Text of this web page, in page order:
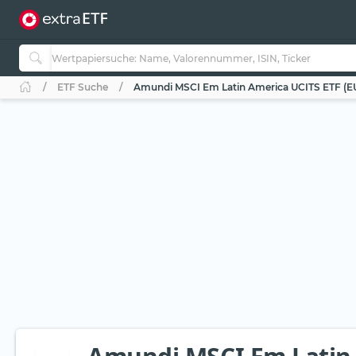
ETF Suche Amundi MSCI Em Latin America UCITS ETF